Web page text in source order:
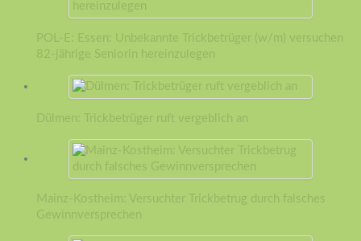
POL-E: Essen: Unbekannte Trickbetrüger (w/m) versuchen
82-jährige Seniorin hereinzulegen
Dülmen: Trickbetrüger ruft vergeblich an
Mainz-Kostheim: Versuchter Trickbetrug durch falsches
Gewinnversprechen